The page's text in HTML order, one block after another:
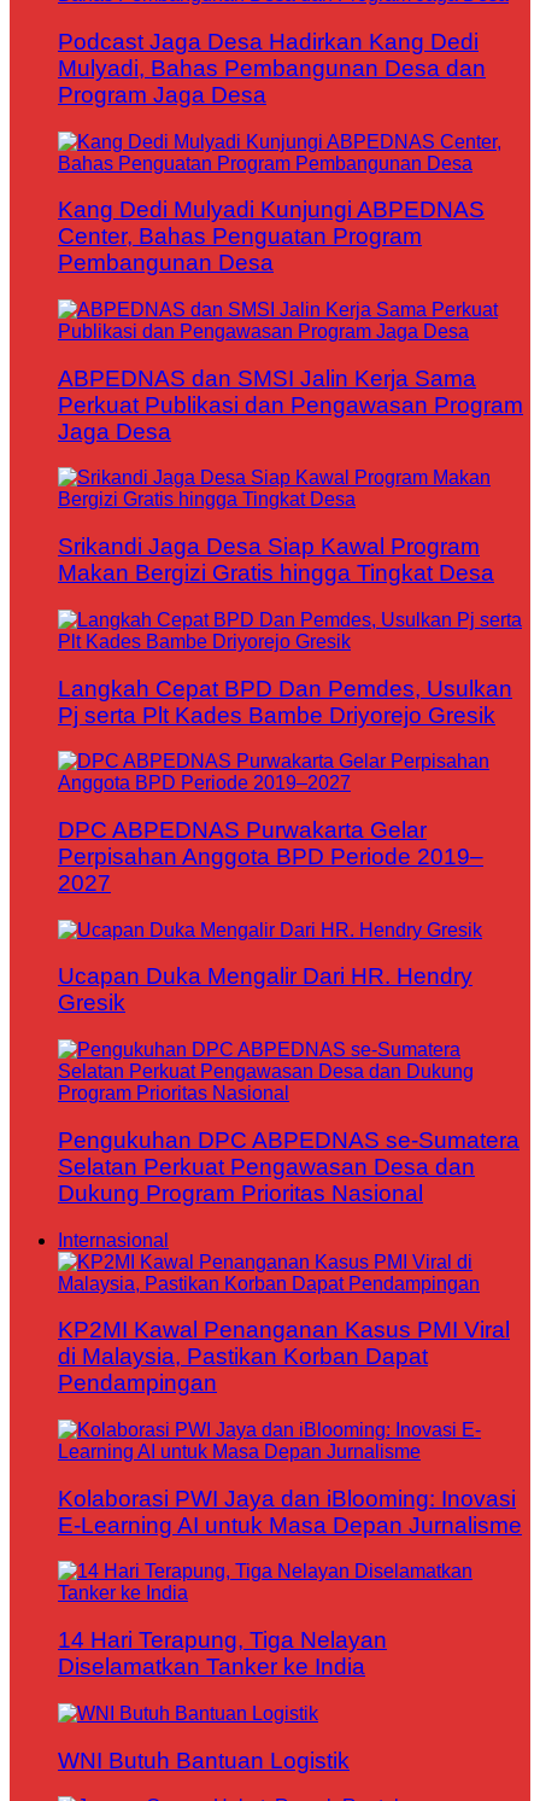
Podcast Jaga Desa Hadirkan Kang Dedi
Mulyadi, Bahas Pembangunan Desa dan
Program Jaga Desa
Kang Dedi Mulyadi Kunjungi ABPEDNAS
Center, Bahas Penguatan Program
Pembangunan Desa
ABPEDNAS dan SMSI Jalin Kerja Sama
Perkuat Publikasi dan Pengawasan Program
Jaga Desa
Srikandi Jaga Desa Siap Kawal Program
Makan Bergizi Gratis hingga Tingkat Desa
Langkah Cepat BPD Dan Pemdes, Usulkan
Pj serta Plt Kades Bambe Driyorejo Gresik
DPC ABPEDNAS Purwakarta Gelar
Perpisahan Anggota BPD Periode 2019–
2027
Ucapan Duka Mengalir Dari HR. Hendry
Gresik
Pengukuhan DPC ABPEDNAS se-Sumatera
Selatan Perkuat Pengawasan Desa dan
Dukung Program Prioritas Nasional
Internasional
KP2MI Kawal Penanganan Kasus PMI Viral
di Malaysia, Pastikan Korban Dapat
Pendampingan
Kolaborasi PWI Jaya dan iBlooming: Inovasi
E-Learning AI untuk Masa Depan Jurnalisme
14 Hari Terapung, Tiga Nelayan
Diselamatkan Tanker ke India
WNI Butuh Bantuan Logistik